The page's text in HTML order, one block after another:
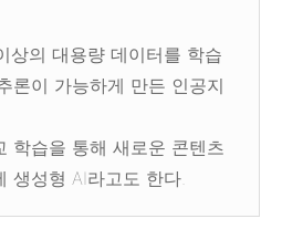
상의 대용량 데이터를 학습
론이 가능하게 만든 인공지
학습을 통해 새로운 콘텐츠
생성형 AI라고도 한다.